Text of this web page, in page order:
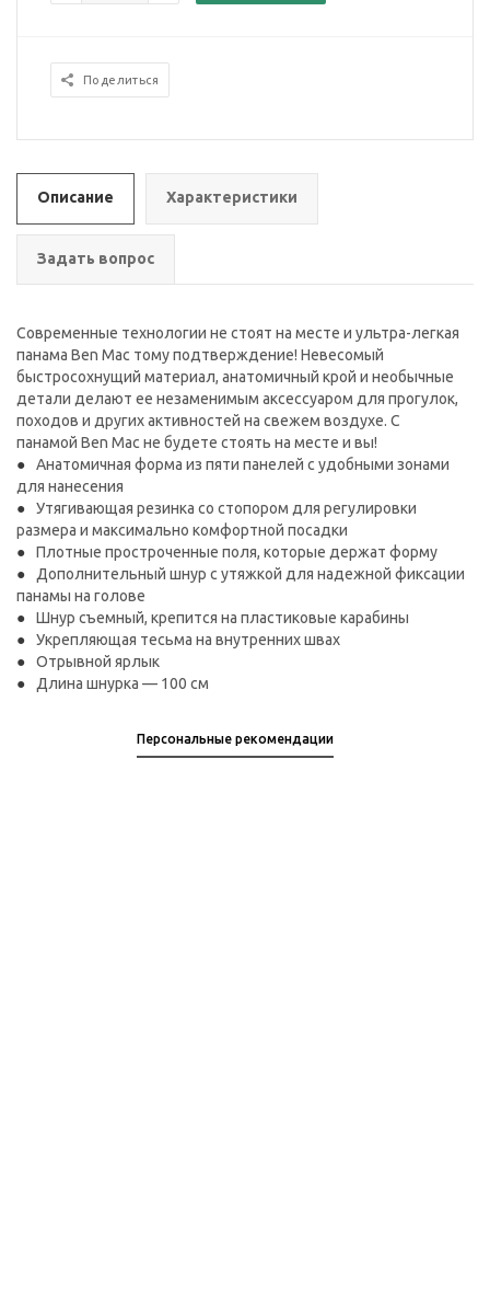
Поделиться
Описание Характеристики
Задать вопрос
Современные технологии не стоят на месте и ультра-легкая
панама Ben Mac тому подтверждение! Невесомый
быстросохнущий материал, анатомичный крой и необычные
детали делают ее незаменимым аксессуаром для прогулок,
походов и других активностей на свежем воздухе. С
панамой Ben Mac не будете стоять на месте и вы!
Анатомичная форма из пяти панелей с удобными зонами
для нанесения
Утягивающая резинка со стопором для регулировки
размера и максимально комфортной посадки
Плотные простроченные поля, которые держат форму
Дополнительный шнур с утяжкой для надежной фиксации
панамы на голове
Шнур съемный, крепится на пластиковые карабины
Укрепляющая тесьма на внутренних швах
Отрывной ярлык
Длина шнурка — 100 см
Персональные рекомендации